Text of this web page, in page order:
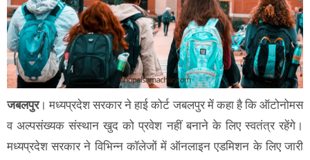
जबलपुर। मध्यप्रदेश सरकार ने हाई कोर्ट जबलपुर में कहा है कि ऑटोनोमस
व अल्पसंख्यक संस्थान खुद को प्रवेश नहीं बनाने के लिए स्वतंत्र रहेंगे।
मध्यप्रदेश सरकार ने विभिन्न कॉलेजों में ऑनलाइन एडमिशन के लिए जारी